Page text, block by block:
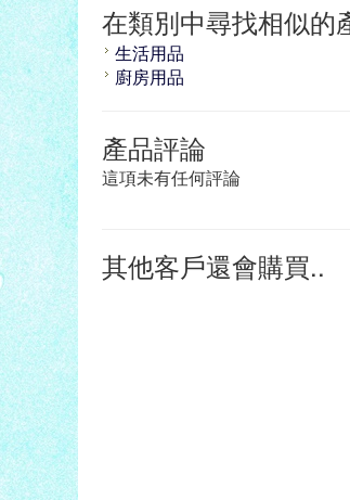
在類別中尋找相似的
生活用品
廚房用品
產品評論
這項未有任何評論
其他客戶還會購買..